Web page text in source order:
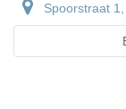
Spoorstraat